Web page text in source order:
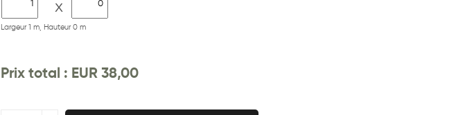
X
Largeur 1 m, Hauteur 0 m
Prix ​​total : EUR 38,00